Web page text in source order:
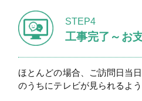
工事完了～お
STEP4
ほとんどの場合、ご訪問日当
のうちにテレビが見られるよう